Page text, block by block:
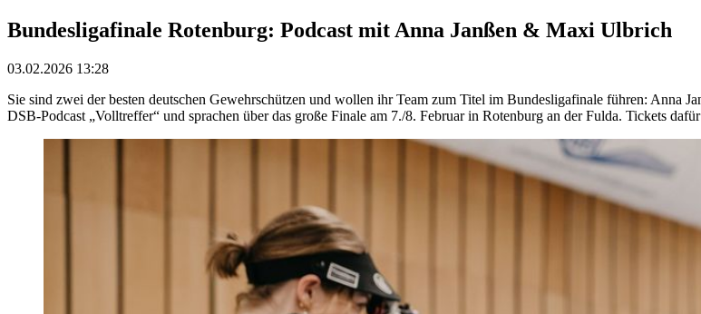
Bundesligafinale Rotenburg: Podcast mit Anna Janßen & Maxi Ulbrich
03.02.2026 13:28
Sie sind zwei der besten deutschen Gewehrschützen und wollen ihr Team zum Titel im Bundesligafinale führen:
DSB-Podcast „Volltreffer“ und sprachen über das große Finale am 7./8. Februar in Rotenburg an der Fulda. Tickets